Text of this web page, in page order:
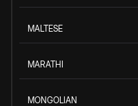
MALTESE
MARATHI
MONGOLIAN